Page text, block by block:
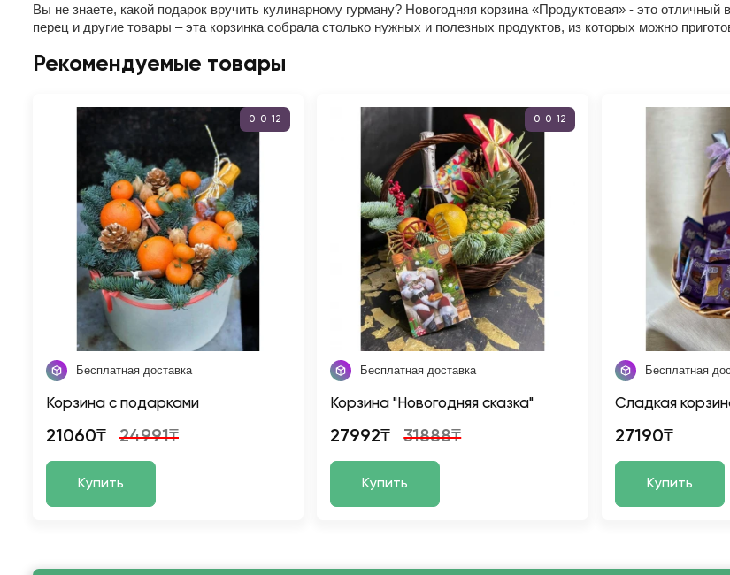
Вы не знаете, какой подарок вручить кулинарному гурману? Новогодняя корзина «Продуктовая» - это
перец и другие товары – эта корзинка собрала столько нужных и полезных продуктов, из которых можно
Рекомендуемые товары
0-0-12
Бесплатная доставка
Корзина с подарками
21060₸ 24991₸
Купить
0-0-12
Бесплатная доставка
Корзина "Новогодняя сказка"
27992₸ 31888₸
Купить
Бесплатная
Сладкая
27190₸
Купить